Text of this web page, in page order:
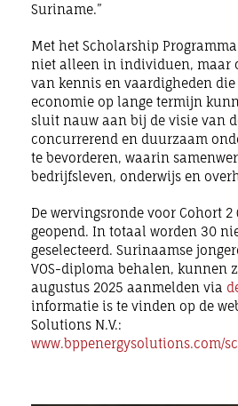
Suriname.”
Met het Scholarship Programma
niet alleen in individuen, maar
van kennis en vaardigheden
economie op lange termijn
sluit nauw aan bij de visie van
concurrerend en duurzaam
te bevorderen, waarin
bedrijfsleven, onderwijs en
De wervingsronde voor Cohort
geopend. In totaal worden 30
geselecteerd. Surinaamse
VOS-diploma behalen, kunnen
augustus 2025 aanmelden via
informatie is te vinden op de
Solutions N.V.:
www.bppenergysolutions.com/